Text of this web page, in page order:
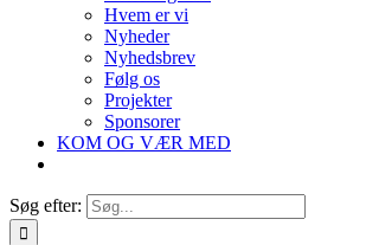
Hvem er vi
Nyheder
Nyhedsbrev
Følg os
Projekter
Sponsorer
KOM OG VÆR MED
Søg efter: